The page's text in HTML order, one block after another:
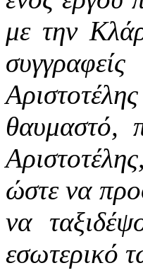
με την
θαυμαστό,
ώστε να
να
εσωτερικό